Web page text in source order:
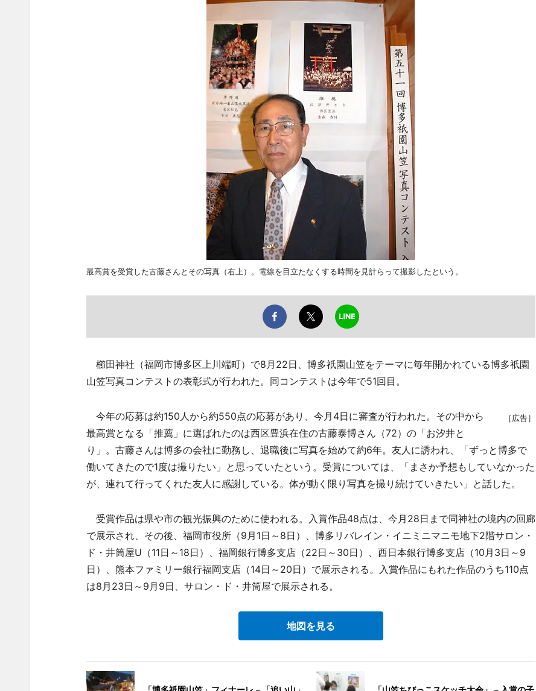
最高賞を受賞した古藤さんとその写真（右上）。電線を目立たなくする時間を見計らって撮影したという。
櫛田神社（福岡市博多区上川端町）で8月22日、博多祇園山笠をテーマに毎年開かれている博多祇園
山笠写真コンテストの表彰式が行われた。同コンテストは今年で51回目。
［広告］
今年の応募は約150人から約550点の応募があり、今月4日に審査が行われた。その中から
最高賞となる「推薦」に選ばれたのは西区豊浜在住の古藤泰博さん（72）の「お汐井と
り」。古藤さんは博多の会社に勤務し、退職後に写真を始めて約6年。友人に誘われ、「ずっと博多で
働いてきたので1度は撮りたい」と思っていたという。受賞については、「まさか予想もしていなかった
が、連れて行ってくれた友人に感謝している。体が動く限り写真を撮り続けていきたい」と話した。
受賞作品は県や市の観光振興のために使われる。入賞作品48点は、今月28日まで同神社の境内の回廊
で展示され、その後、福岡市役所（9月1日～8日）、博多リバレイン・イニミニマニモ地下2階サロン・
ド・井筒屋U（11日～18日）、福岡銀行博多支店（22日～30日）、西日本銀行博多支店（10月3日～9
日）、熊本ファミリー銀行福岡支店（14日～20日）で展示される。入賞作品にもれた作品のうち110点
は8月23日～9月9日、サロン・ド・井筒屋で展示される。
地図を見る